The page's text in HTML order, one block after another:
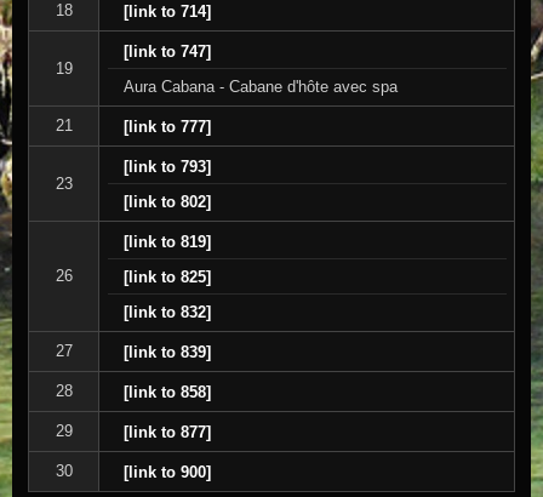
18 [link to 714]
19
[link to 747]
Aura Cabana - Cabane d'hôte avec spa
21 [link to 777]
23
[link to 793]
[link to 802]
26
[link to 819]
[link to 825]
[link to 832]
27 [link to 839]
28 [link to 858]
29 [link to 877]
30 [link to 900]